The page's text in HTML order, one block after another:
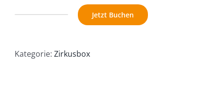
Jetzt Buchen
Kategorie: Zirkusbox